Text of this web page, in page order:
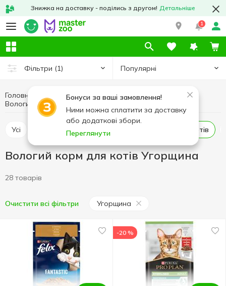
Знижка на доставку - поділись з другом! Детальніше
1
Фільтри (1) Популярні
Бонуси за ваші замовлення!
Ними можна сплатити за доставку
або додаткові збори.
Переглянути
Головна Корм для котів
Вологий корм для котів
Усі Сухий корм для котів Вологий корм для котів
Вологий корм для котів Угорщина
28 товарів
Очистити всі фільтри Угорщина
-20 %